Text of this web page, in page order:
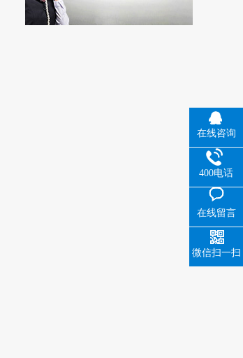
在线咨询
400电话
在线留言
微信扫一扫